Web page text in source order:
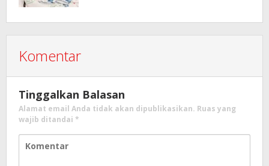
Komentar
Tinggalkan Balasan
Alamat email Anda tidak akan dipublikasikan. Ruas yang
wajib ditandai *